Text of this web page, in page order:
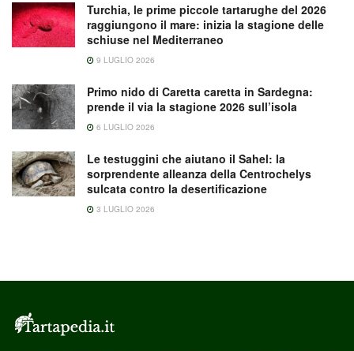
Turchia, le prime piccole tartarughe del 2026
raggiungono il mare: inizia la stagione delle
schiuse nel Mediterraneo
9 LUGLIO 2026
Primo nido di Caretta caretta in Sardegna:
prende il via la stagione 2026 sull’isola
6 LUGLIO 2026
Le testuggini che aiutano il Sahel: la
sorprendente alleanza della Centrochelys
sulcata contro la desertificazione
3 LUGLIO 2026